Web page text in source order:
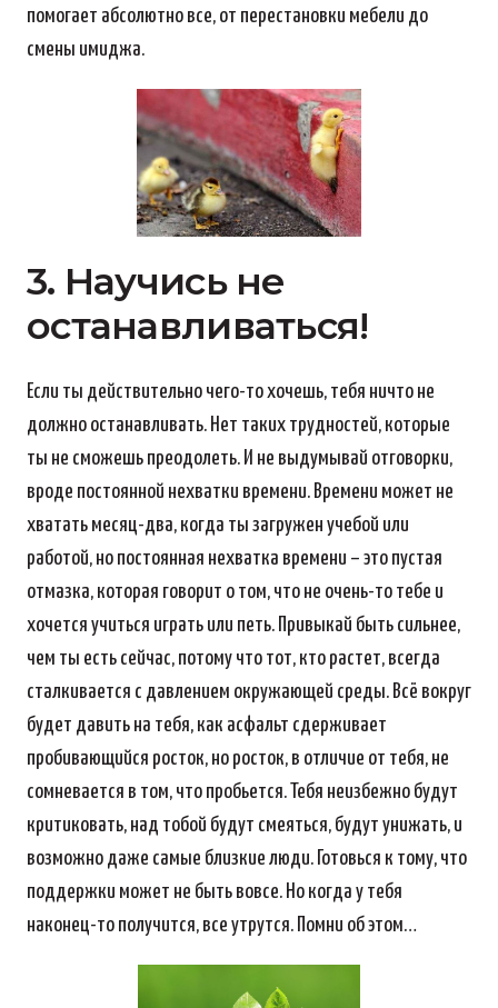
помогает абсолютно все, от перестановки мебели до
смены имиджа.
3. Научись не
останавливаться!
Если ты действительно чего-то хочешь, тебя ничто не
должно останавливать. Нет таких трудностей, которые
ты не сможешь преодолеть. И не выдумывай отговорки,
вроде постоянной нехватки времени. Времени может не
хватать месяц-два, когда ты загружен учебой или
работой, но постоянная нехватка времени – это пустая
отмазка, которая говорит о том, что не очень-то тебе и
хочется учиться играть или петь. Привыкай быть сильнее,
чем ты есть сейчас, потому что тот, кто растет, всегда
сталкивается с давлением окружающей среды. Всё вокруг
будет давить на тебя, как асфальт сдерживает
пробивающийся росток, но росток, в отличие от тебя, не
сомневается в том, что пробьется. Тебя неизбежно будут
критиковать, над тобой будут смеяться, будут унижать, и
возможно даже самые близкие люди. Готовься к тому, что
поддержки может не быть вовсе. Но когда у тебя
наконец-то получится, все утрутся. Помни об этом…